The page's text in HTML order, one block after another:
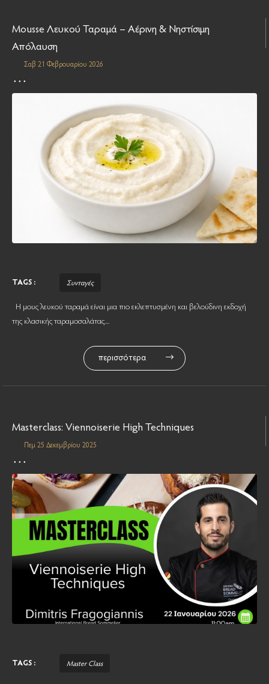
Μousse Λευκού Ταραμά – Αέρινη & Νηστίσιμη
Απόλαυση
Σαβ 21 Φεβρουαρίου 2026
TAGS : Συνταγές
Η μους λευκού ταραμά είναι μια πιο εκλεπτυσμένη και βελούδινη εκδοχή
της κλασικής ταραμοσαλάτας....
περισσότερα
Masterclass: Viennoiserie High Techniques
Πεμ 25 Δεκεμβρίου 2025
TAGS : Master Class